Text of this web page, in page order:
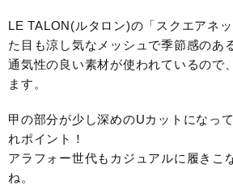
LE TALON(ルタロン)の「スクエアネ
た目も涼し気なメッシュで季節感のあ
通気性の良い素材が使われているので
ます。
甲の部分が少し深めのUカットになっ
れポイント！
アラフォー世代もカジュアルに履きこ
ね。